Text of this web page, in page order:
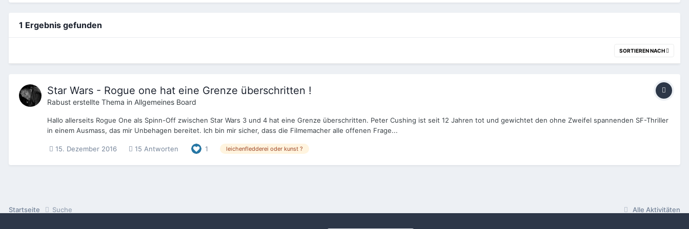
1 Ergebnis gefunden
SORTIEREN NACH
Star Wars - Rogue one hat eine Grenze überschritten !
Rabust erstellte Thema in Allgemeines Board
Hallo allerseits Rogue One als Spinn-Off zwischen Star Wars 3 und 4 hat eine Grenze überschritten. Peter Cushing ist seit 12 Jahren tot und gewichtet den ohne Zweifel spannenden SF-Thriller
in einem Ausmass, das mir Unbehagen bereitet. Ich bin mir sicher, dass die Filmemacher alle offenen Frage...
15. Dezember 2016 15 Antworten 1 leichenfledderei oder kunst ?
Alle Aktivitäten
Startseite Suche